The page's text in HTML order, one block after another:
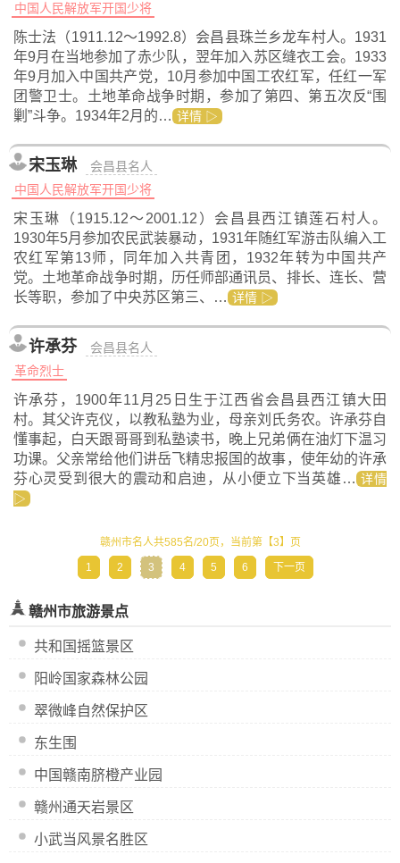
中国人民解放军开国少将
陈士法（1911.12～1992.8）会昌县珠兰乡龙车村人。1931
年9月在当地参加了赤少队，翌年加入苏区缝衣工会。1933
年9月加入中国共产党，10月参加中国工农红军，任红一军
团警卫士。土地革命战争时期，参加了第四、第五次反“围
剿”斗争。1934年2月的… 详情 ▷
宋玉琳
会昌县名人
中国人民解放军开国少将
宋玉琳（1915.12～2001.12）会昌县西江镇莲石村人。
1930年5月参加农民武装暴动，1931年随红军游击队编入工
农红军第13师，同年加入共青团，1932年转为中国共产
党。土地革命战争时期，历任师部通讯员、排长、连长、营
长等职，参加了中央苏区第三、… 详情 ▷
许承芬
会昌县名人
革命烈士
许承芬，1900年11月25日生于江西省会昌县西江镇大田
村。其父许克仪，以教私塾为业，母亲刘氏务农。许承芬自
懂事起，白天跟哥哥到私塾读书，晚上兄弟俩在油灯下温习
功课。父亲常给他们讲岳飞精忠报国的故事，使年幼的许承
芬心灵受到很大的震动和启迪，从小便立下当英雄… 详情
▷
赣州市名人共585名/20页，当前第【3】页
1
2 3 4 5 6 下一页
赣州市旅游景点
共和国摇篮景区
阳岭国家森林公园
翠微峰自然保护区
东生围
中国赣南脐橙产业园
赣州通天岩景区
小武当风景名胜区